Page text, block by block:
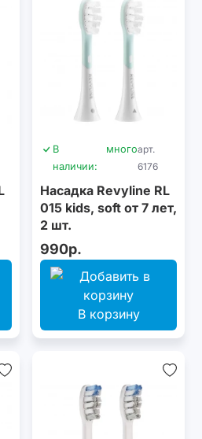
В
наличии:
многоарт.
6176
Насадка Revyline RL
015 kids, soft от 7 лет,
2 шт.
990р.
В корзину